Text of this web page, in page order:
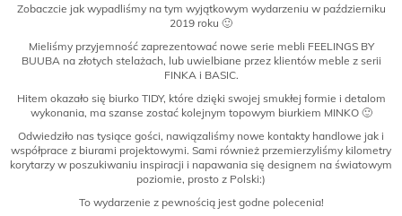
Zobaczcie jak wypadliśmy na tym wyjątkowym wydarzeniu w październiku
2019 roku 🙂
Mieliśmy przyjemność zaprezentować nowe serie mebli FEELINGS BY
BUUBA na złotych stelażach, lub uwielbiane przez klientów meble z serii
FINKA i BASIC.
Hitem okazało się biurko TIDY, które dzięki swojej smukłej formie i detalom
wykonania, ma szanse zostać kolejnym topowym biurkiem MINKO 🙂
Odwiedziło nas tysiące gości, nawiązaliśmy nowe kontakty handlowe jak i
współprace z biurami projektowymi. Sami również przemierzyliśmy kilometry
korytarzy w poszukiwaniu inspiracji i napawania się designem na światowym
poziomie, prosto z Polski:)
To wydarzenie z pewnością jest godne polecenia!